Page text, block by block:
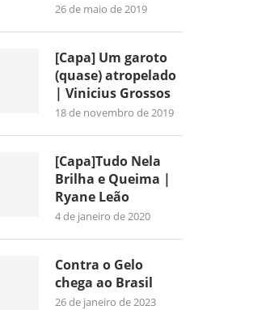
26 de maio de 2019
[Capa] Um garoto
(quase) atropelado
| Vinicius Grossos
18 de novembro de 2019
[Capa]Tudo Nela
Brilha e Queima |
Ryane Leão
4 de janeiro de 2020
Contra o Gelo
chega ao Brasil
26 de janeiro de 2023